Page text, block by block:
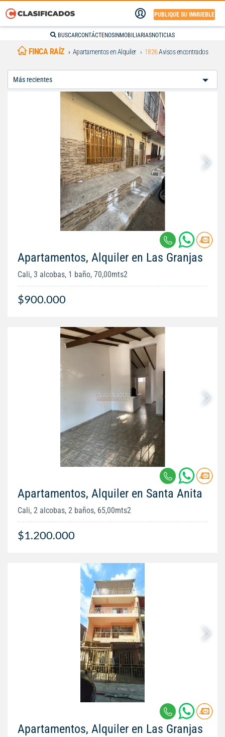
PUBLIQUE SU INMUEBLE
BUSCARCONTÁCTENOS INMOBILIARIASNOTICIAS
FINCA RAÍZ Apartamentos en Alquiler 1826Avisos encontrados
Apartamentos, Alquiler en Las Granjas
Cali, 3 alcobas, 1 baño, 70,00mts2
$900.000
Apartamentos, Alquiler en Santa Anita
Cali, 2 alcobas, 2 baños, 65,00mts2
$1.200.000
Apartamentos, Alquiler en Las Granjas